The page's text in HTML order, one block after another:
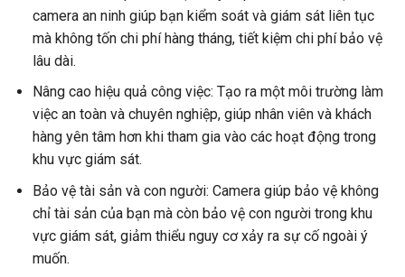
camera an ninh giúp bạn kiểm soát và giám sát liên tục
mà không tốn chi phí hàng tháng, tiết kiệm chi phí bảo vệ
lâu dài.
Nâng cao hiệu quả công việc: Tạo ra một môi trường làm
việc an toàn và chuyên nghiệp, giúp nhân viên và khách
hàng yên tâm hơn khi tham gia vào các hoạt động trong
khu vực giám sát.
Bảo vệ tài sản và con người: Camera giúp bảo vệ không
chỉ tài sản của bạn mà còn bảo vệ con người trong khu
vực giám sát, giảm thiểu nguy cơ xảy ra sự cố ngoài ý
muốn.